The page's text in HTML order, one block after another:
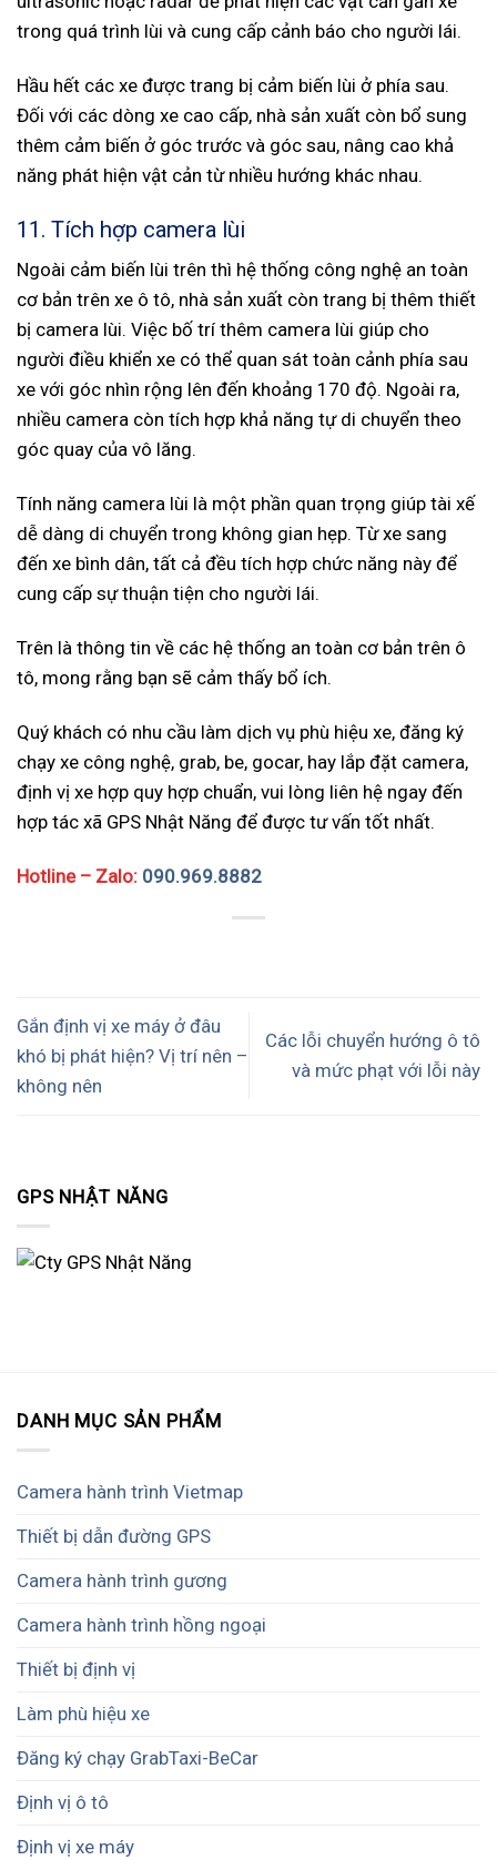
trong quá trình lùi và cung cấp cảnh báo cho người lái.
Hầu hết các xe được trang bị cảm biến lùi ở phía sau.
Đối với các dòng xe cao cấp, nhà sản xuất còn bổ sung
thêm cảm biến ở góc trước và góc sau, nâng cao khả
năng phát hiện vật cản từ nhiều hướng khác nhau.
11. Tích hợp camera lùi
Ngoài cảm biến lùi trên thì hệ thống công nghệ an toàn
cơ bản trên xe ô tô, nhà sản xuất còn trang bị thêm thiết
bị camera lùi. Việc bố trí thêm camera lùi giúp cho
người điều khiển xe có thể quan sát toàn cảnh phía sau
xe với góc nhìn rộng lên đến khoảng 170 độ. Ngoài ra,
nhiều camera còn tích hợp khả năng tự di chuyển theo
góc quay của vô lăng.
Tính năng camera lùi là một phần quan trọng giúp tài xế
dễ dàng di chuyển trong không gian hẹp. Từ xe sang
đến xe bình dân, tất cả đều tích hợp chức năng này để
cung cấp sự thuận tiện cho người lái.
Trên là thông tin về các hệ thống an toàn cơ bản trên ô
tô, mong rằng bạn sẽ cảm thấy bổ ích.
Quý khách có nhu cầu làm dịch vụ phù hiệu xe, đăng ký
chạy xe công nghệ, grab, be, gocar, hay lắp đặt camera,
định vị xe hợp quy hợp chuẩn, vui lòng liên hệ ngay đến
hợp tác xã GPS Nhật Năng để được tư vấn tốt nhất.
Hotline – Zalo: 090.969.8882
Gắn định vị xe máy ở đâu
khó bị phát hiện? Vị trí nên –
không nên
Các lỗi chuyển hướng ô tô
và mức phạt với lỗi này
GPS NHẬT NĂNG
DANH MỤC SẢN PHẨM
Camera hành trình Vietmap
Thiết bị dẫn đường GPS
Camera hành trình gương
Camera hành trình hồng ngoại
Thiết bị định vị
Làm phù hiệu xe
Đăng ký chạy GrabTaxi-BeCar
Định vị ô tô
Định vị xe máy